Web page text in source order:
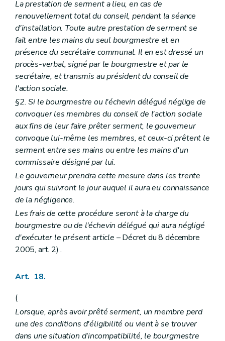
La prestation de serment a lieu, en cas de
renouvellement total du conseil, pendant la séance
d'installation. Toute autre prestation de serment se
fait entre les mains du seul bourgmestre et en
présence du secrétaire communal. Il en est dressé un
procès-verbal, signé par le bourgmestre et par le
secrétaire, et transmis au président du conseil de
l'action sociale.
§2. Si le bourgmestre ou l'échevin délégué néglige de
convoquer les membres du conseil de l'action sociale
aux fins de leur faire prêter serment, le gouverneur
convoque lui-même les membres, et ceux-ci prêtent le
serment entre ses mains ou entre les mains d'un
commissaire désigné par lui.
Le gouverneur prendra cette mesure dans les trente
jours qui suivront le jour auquel il aura eu connaissance
de la négligence.
Les frais de cette procédure seront à la charge du
bourgmestre ou de l'échevin délégué qui aura négligé
d'exécuter le présent article – Décret du 8 décembre
2005, art. 2) .
Art. 18.
(
Lorsque, après avoir prêté serment, un membre perd
une des conditions d'éligibilité ou vient à se trouver
dans une situation d'incompatibilité, le bourgmestre